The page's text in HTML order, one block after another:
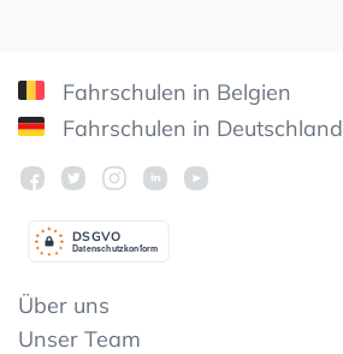
Fahrschulen in Belgien
Fahrschulen in Deutschland
Datenschutzkonform
DSGVO
Über uns
Unser Team